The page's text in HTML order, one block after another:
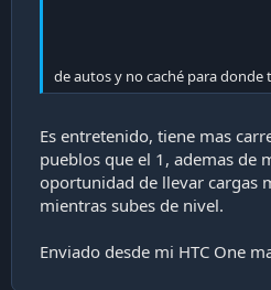
de autos y no caché para donde
Es entretenido, tiene mas
pueblos que el 1, ademas de
oportunidad de llevar cargas
mientras subes de nivel.
Enviado desde mi HTC One